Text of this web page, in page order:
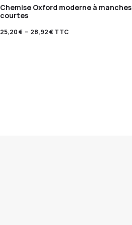
Chemise Oxford moderne à manches
courtes
25,20€ – 28,92€TTC